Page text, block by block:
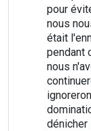
pour
nous
était
pendant
nous
dénicher